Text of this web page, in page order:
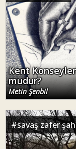
Kent
mudur?
Metin Şenbil
#savaş zafer